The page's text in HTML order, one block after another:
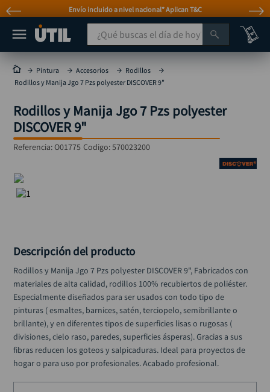
Envío incluido a nivel nacional* Aplican T&C
¿Qué buscas el día de hoy?
Pintura Accesorios
Rodillos
Rodillos y Manija Jgo 7 Pzs polyester DISCOVER 9"
Rodillos y Manija Jgo 7 Pzs polyester
DISCOVER 9"
Referencia:O01775 Codigo:570023200
Descripción del producto
Rodillos y Manija Jgo 7 Pzs polyester DISCOVER 9", Fabricados con
materiales de alta calidad, rodillos 100% recubiertos de poliéster.
Especialmente diseñados para ser usados con todo tipo de
pinturas ( esmaltes, barnices, satén, terciopelo, semibrillante o
brillante), y en diferentes tipos de superficies lisas o rugosas (
divisiones, cielo raso, paredes, superficies ásperas). Gracias a sus
fibras reducen los goteos y salpicaduras. Ideal para proyectos de
hogar o para uso por profesionales. Acabado profesional.
MÁS BUSCADOS
taladro
taladros pulidoras
compresor
llave
sierra circular
ruteadora
rueda
alicate